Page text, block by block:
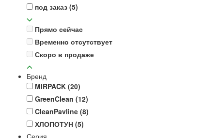
под заказ (5)
Прямо сейчас
Временно отсутствует
Скоро в продаже
Бренд
MIRPACK (20)
GreenClean (12)
CleanPavline (8)
ХЛОПОТУН (5)